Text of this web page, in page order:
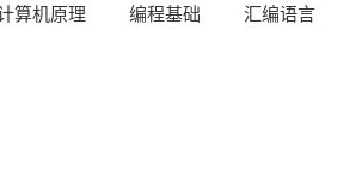
算机原理 编程基础 汇编语言